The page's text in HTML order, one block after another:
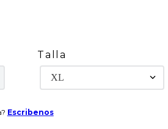
Talla
XL
Escribenos